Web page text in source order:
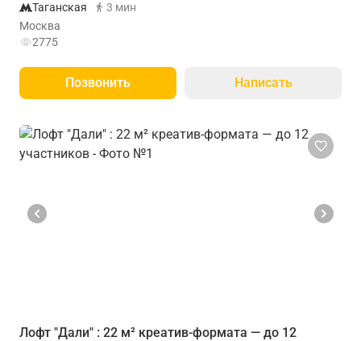
Таганская
3 мин
Москва
2775
Позвонить Написать
Лофт "Дали" : 22 м² креатив-формата — до 12